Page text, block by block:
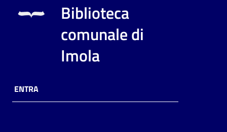
Risorse
online
Biblioteca
comunale di
Imola
ENTRA